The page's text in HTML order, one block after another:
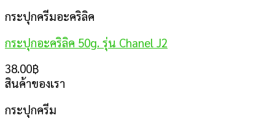
กระปุกครีมอะคริลิค
กระปุกอะคริลิค 50g. รุ่น Chanel J2
38.00฿
สินค้าของเรา
กระปุกครีม